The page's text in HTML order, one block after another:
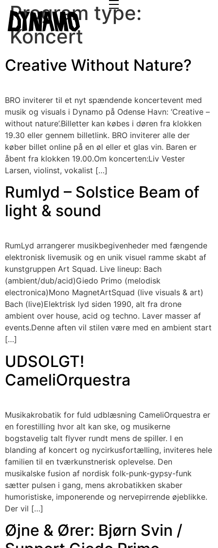
Program type:
Koncert
Creative Without Nature?
BRO inviterer til et nyt spændende koncertevent med
musik og visuals i Dynamo på Odense Havn: ‘Creative –
without nature’.Billetter kan købes i døren fra klokken
19.30 eller gennem billetlink. BRO inviterer alle der
køber billet online på en øl eller et glas vin. Baren er
åbent fra klokken 19.00.Om koncerten:Liv Vester
Larsen, violinst, vokalist […]
Rumlyd – Solstice Beam of
light & sound
RumLyd arrangerer musikbegivenheder med fængende
elektronisk livemusik og en unik visuel ramme skabt af
kunstgruppen Art Squad. Live lineup: Bach
(ambient/dub/acid)Giedo Primo (melodisk
electronica)Mono MagnetArtSquad (live visuals & art)
Bach (live)Elektrisk lyd siden 1990, alt fra drone
ambient over house, acid og techno. Laver masser af
events.Denne aften vil stilen være med en ambient start
[…]
UDSOLGT!
CameliOrquestra
Musikakrobatik for fuld udblæsning CameliOrquestra er
en forestilling hvor alt kan ske, og musikerne
bogstavelig talt flyver rundt mens de spiller. I en
blanding af koncert og nycirkusfortælling, inviteres hele
familien til en tværkunstnerisk oplevelse. Den
musikalske fusion af nordisk folk-punk-gypsy-funk
sætter pulsen i gang, mens akrobatikken skaber
humoristiske, imponerende og nervepirrende øjeblikke.
Der vil […]
Øjne & Ører: Bjørn Svin /